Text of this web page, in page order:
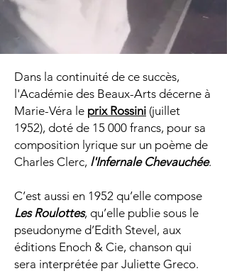
Dans la continuité de ce succès,
l'Académie des Beaux-Arts décerne à
Marie-Véra le prix Rossini (juillet
1952), doté de 15 000 francs, pour sa
composition lyrique sur un poème de
Charles Clerc, l'Infernale Chevauchée.
C’est aussi en 1952 qu’elle compose
Les Roulottes, qu’elle publie sous le
pseudonyme d’Edith Stevel, aux
éditions Enoch & Cie, chanson qui
sera interprétée par Juliette Greco.